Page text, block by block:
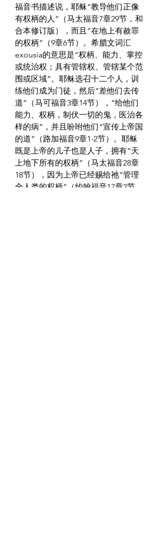
福音书描述说，耶稣“教导他们正像
有权柄的人”（马太福音7章29节，和
合本修订版），而且“在地上有赦罪
的权柄”（9章6节）。希腊文词汇
exousia的意思是“权柄、能力、掌控
或统治权；具有管辖权、管辖某个范
围或区域”。耶稣选召十二个人，训
练他们成为门徒，然后“差他们去传
道”（马可福音3章14节），“给他们
能力、权柄，制伏一切的鬼，医治各
样的病”，并且吩咐他们“宣传上帝国
的道”（路加福音9章1-2节）。耶稣
既是上帝的儿子也是人子，拥有“天
上地下所有的权柄”（马太福音28章
18节），因为上帝已经赐给祂“管理
全人类的权柄”（约翰福音17章2节，